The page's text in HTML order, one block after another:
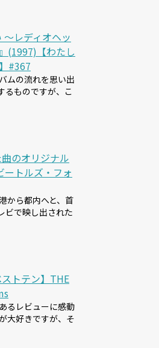
レディオヘッ
(1997)【わたし
#367
ムの流れを思い出
るものですが、こ
のオリジナル
ートルズ・フォ
から都内へと、首
ビで映し出された
トテン】THE
るレビューに感動
大好きですが、そ